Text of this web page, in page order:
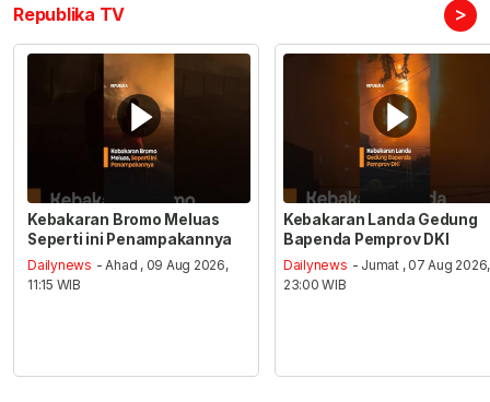
Republika TV >
Kebakaran Bromo Meluas
Seperti ini Penampakannya
Dailynews - Ahad , 09 Aug 2026,
11:15 WIB
Kebakaran Landa Gedung
Bapenda Pemprov DKI
Dailynews - Jumat , 07 Aug 2026,
23:00 WIB